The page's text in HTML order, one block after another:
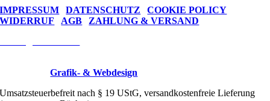
IMPRESSUM |DATENSCHUTZ |COOKIE POLICY
WIDERRUF |AGB |ZAHLUNG & VERSAND
Grafik- & Webdesign
Umsatzsteuerbefreit nach § 19 UStG, versandkostenfreie Lieferung